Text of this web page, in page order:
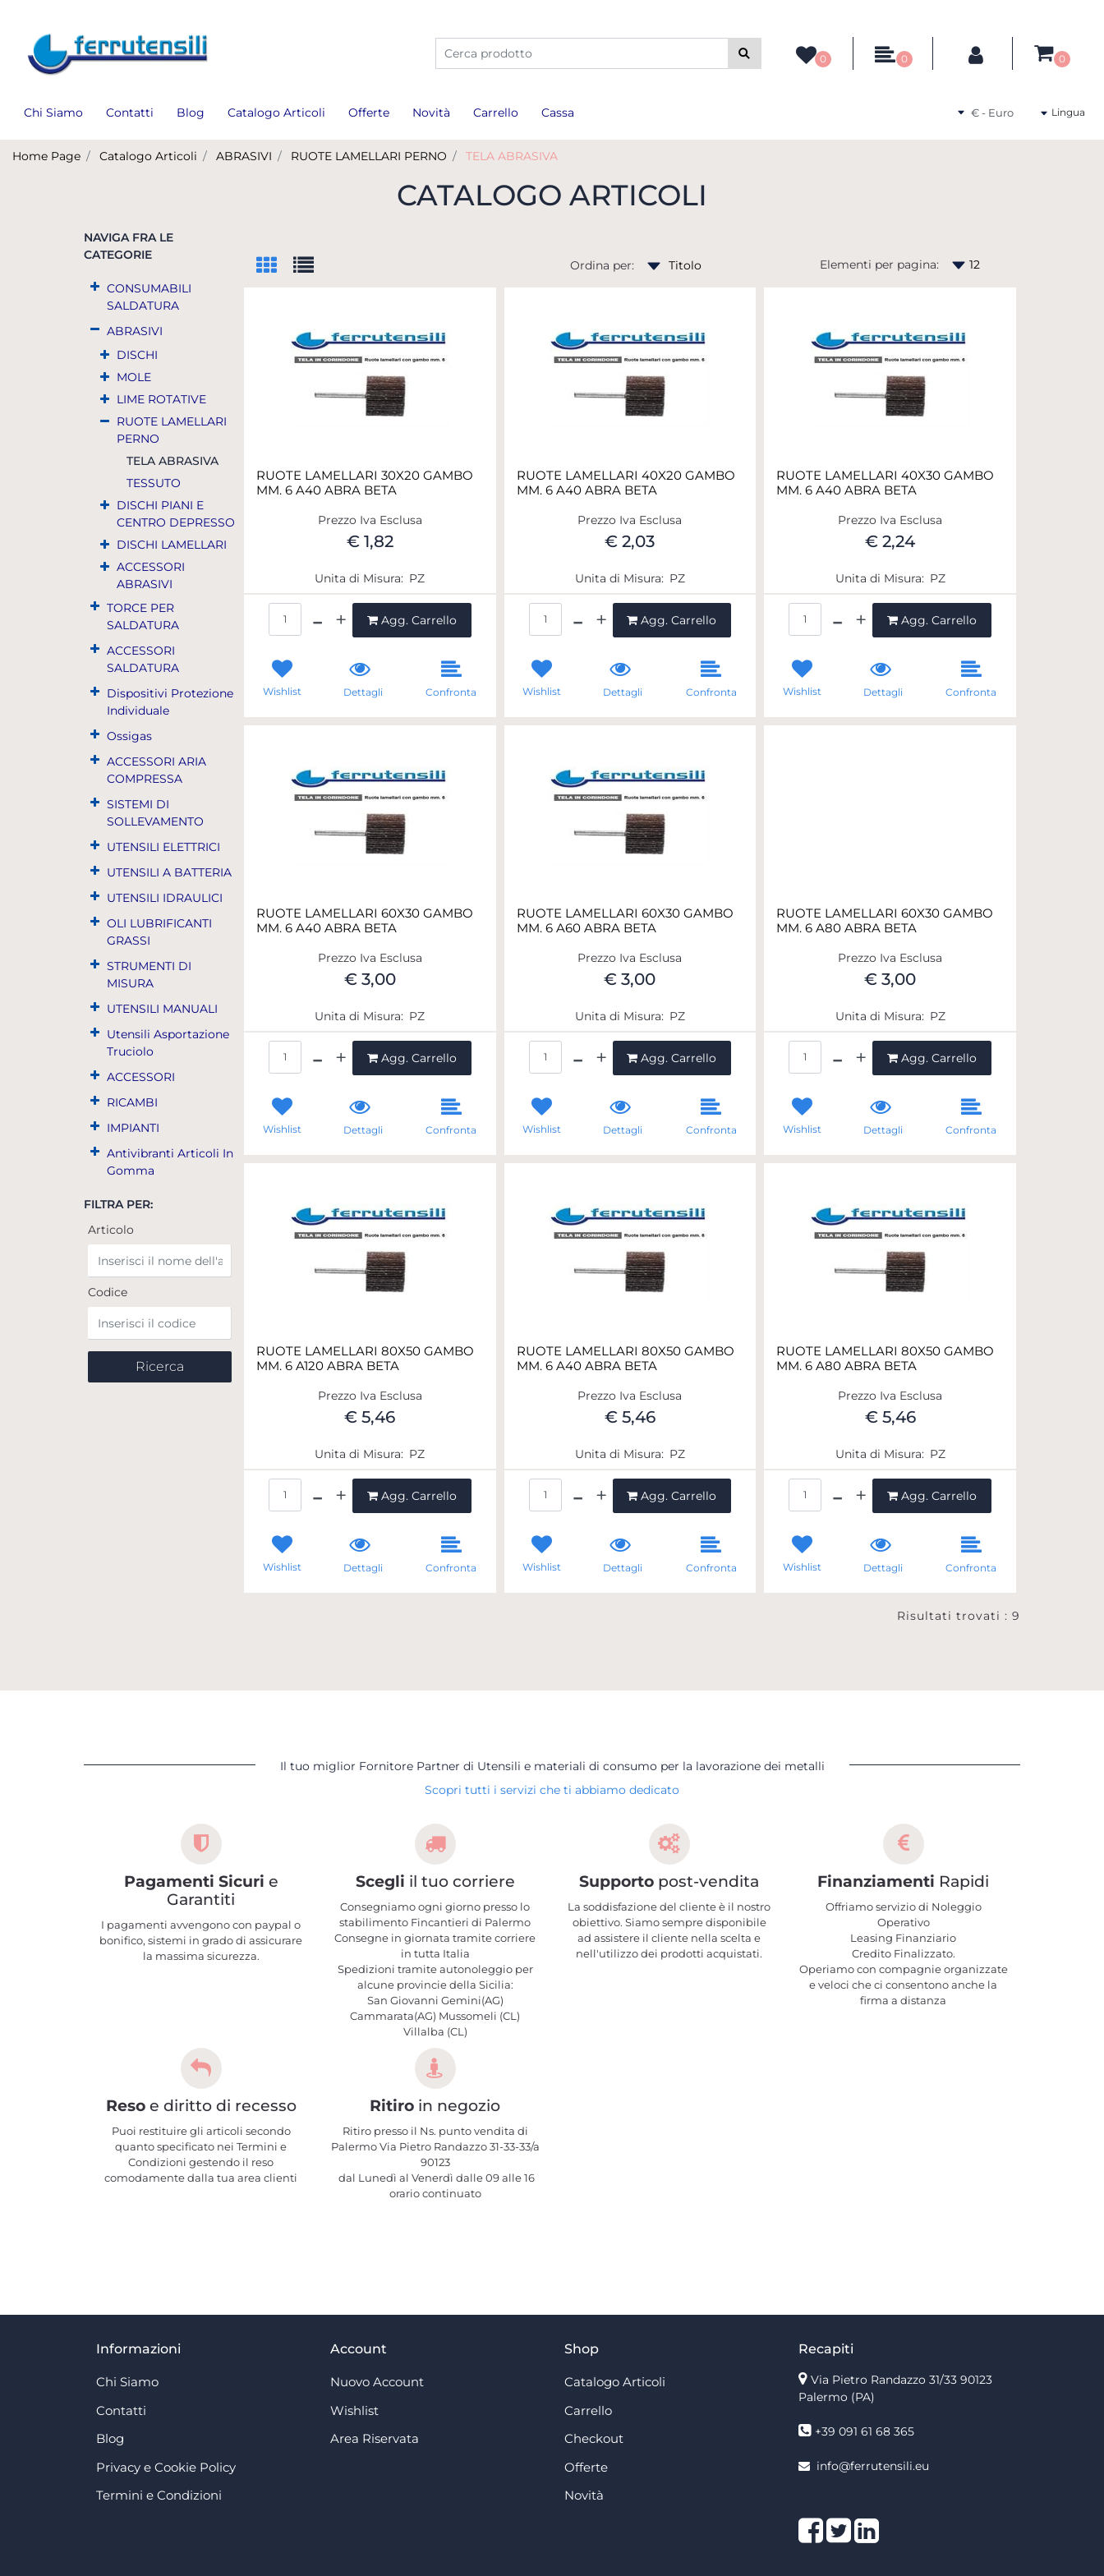
La modifica di un filtro aggiorna automaticamente gli altri filtri disponibili.
0 0 0
Chi Siamo Contatti Blog Catalogo Articoli Offerte Novità Carrello Cassa Seleziona una valuta
Lingua
Home Page Catalogo Articoli ABRASIVI RUOTE LAMELLARI PERNO TELA ABRASIVA
CATALOGO ARTICOLI
NAVIGA FRA LE
CATEGORIE
CONSUMABILI
SALDATURA
ABRASIVI
DISCHI
MOLE
LIME ROTATIVE
RUOTE LAMELLARI
PERNO
TELA ABRASIVA
TESSUTO
DISCHI PIANI E
CENTRO DEPRESSO
DISCHI LAMELLARI
ACCESSORI
ABRASIVI
TORCE PER
SALDATURA
ACCESSORI
SALDATURA
Dispositivi Protezione
Individuale
Ossigas
ACCESSORI ARIA
COMPRESSA
SISTEMI DI
SOLLEVAMENTO
UTENSILI ELETTRICI
UTENSILI A BATTERIA
UTENSILI IDRAULICI
OLI LUBRIFICANTI
GRASSI
STRUMENTI DI
MISURA
UTENSILI MANUALI
Utensili Asportazione
Truciolo
ACCESSORI
RICAMBI
IMPIANTI
Antivibranti Articoli In
Gomma
FILTRA PER:
Articolo
Codice
Ordina per: Elementi per pagina:
RUOTE LAMELLARI 30X20 GAMBO
MM. 6 A40 ABRA BETA
Prezzo Iva Esclusa
€ 1,82
Unita di Misura: PZ
Agg. Carrello
Wishlist Dettagli Confronta
RUOTE LAMELLARI 40X20 GAMBO
MM. 6 A40 ABRA BETA
Prezzo Iva Esclusa
€ 2,03
Unita di Misura: PZ
Agg. Carrello
Wishlist Dettagli Confronta
RUOTE LAMELLARI 40X30 GAMBO
MM. 6 A40 ABRA BETA
Prezzo Iva Esclusa
€ 2,24
Unita di Misura: PZ
Agg. Carrello
Wishlist Dettagli Confronta
RUOTE LAMELLARI 60X30 GAMBO
MM. 6 A40 ABRA BETA
Prezzo Iva Esclusa
€ 3,00
Unita di Misura: PZ
Agg. Carrello
Wishlist Dettagli Confronta
RUOTE LAMELLARI 60X30 GAMBO
MM. 6 A60 ABRA BETA
Prezzo Iva Esclusa
€ 3,00
Unita di Misura: PZ
Agg. Carrello
Wishlist Dettagli Confronta
RUOTE LAMELLARI 60X30 GAMBO
MM. 6 A80 ABRA BETA
Prezzo Iva Esclusa
€ 3,00
Unita di Misura: PZ
Agg. Carrello
Wishlist Dettagli Confronta
RUOTE LAMELLARI 80X50 GAMBO
MM. 6 A120 ABRA BETA
Prezzo Iva Esclusa
€ 5,46
Unita di Misura: PZ
Agg. Carrello
Wishlist Dettagli Confronta
RUOTE LAMELLARI 80X50 GAMBO
MM. 6 A40 ABRA BETA
Prezzo Iva Esclusa
€ 5,46
Unita di Misura: PZ
Agg. Carrello
Wishlist Dettagli Confronta
RUOTE LAMELLARI 80X50 GAMBO
MM. 6 A80 ABRA BETA
Prezzo Iva Esclusa
€ 5,46
Unita di Misura: PZ
Agg. Carrello
Wishlist Dettagli Confronta
Risultati trovati : 9
Il tuo miglior Fornitore Partner di Utensili e materiali di consumo per la lavorazione dei metalli
Scopri tutti i servizi che ti abbiamo dedicato
Pagamenti Sicuri e
Garantiti
I pagamenti avvengono con paypal o
bonifico, sistemi in grado di assicurare
la massima sicurezza.
Scegli il tuo corriere
Consegniamo ogni giorno presso lo
stabilimento Fincantieri di Palermo
Consegne in giornata tramite corriere
in tutta Italia
Spedizioni tramite autonoleggio per
alcune provincie della Sicilia:
San Giovanni Gemini(AG)
Cammarata(AG) Mussomeli (CL)
Villalba (CL)
Supporto post-vendita
La soddisfazione del cliente è il nostro
obiettivo. Siamo sempre disponibile
ad assistere il cliente nella scelta e
nell'utilizzo dei prodotti acquistati.
Finanziamenti Rapidi
Offriamo servizio di Noleggio
Operativo
Leasing Finanziario
Credito Finalizzato.
Operiamo con compagnie organizzate
e veloci che ci consentono anche la
firma a distanza
Resoe diritto di recesso
Puoi restituire gli articoli secondo
quanto specificato nei Termini e
Condizioni gestendo il reso
comodamente dalla tua area clienti
Ritiro in negozio
Ritiro presso il Ns. punto vendita di
Palermo Via Pietro Randazzo 31-33-33/a
90123
dal Lunedì al Venerdì dalle 09 alle 16
orario continuato
Informazioni
Chi Siamo
Contatti
Blog
Privacy e Cookie Policy
Termini e Condizioni
Account
Nuovo Account
Wishlist
Area Riservata
Shop
Catalogo Articoli
Carrello
Checkout
Offerte
Novità
Recapiti
Via Pietro Randazzo 31/33 90123
Palermo (PA)
+39 091 61 68 365
info@ferrutensili.eu
Facebook
TwitterLinkedIn